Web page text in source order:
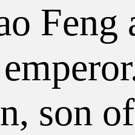
Feng
son